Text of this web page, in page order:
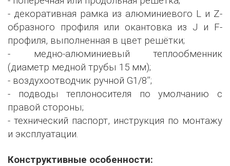
- декоративная рамка из алюминиевого L и Z-
образного профиля или окантовка из J и F-
профиля, выполненная в цвет решётки;
- медно-алюминиевый теплообменник
(диаметр медной трубы 15 мм);
- воздухоотводчик ручной G1/8’’;
- подводы теплоносителя по умолчанию с
правой стороны;
- технический паспорт, инструкция по монтажу
и эксплуатации.
Конструктивные особенности: